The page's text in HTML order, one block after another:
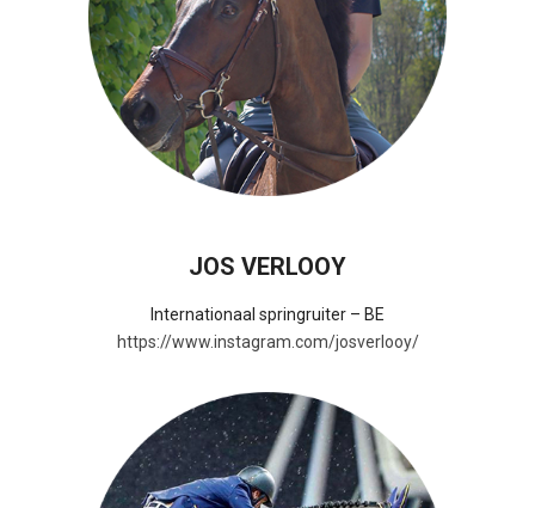
JOS VERLOOY
Internationaal springruiter – BE
https://www.instagram.com/josverlooy/